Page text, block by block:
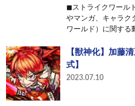
◼︎ストライクワール
やマンガ、キャラク
ワールド）に関する
【獣神化】加藤
式】
2023.07.10